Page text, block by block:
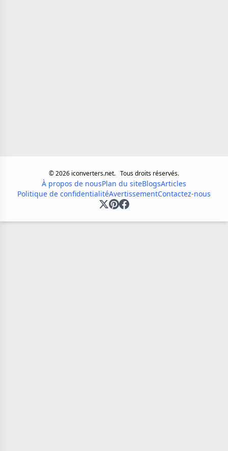
©2026 iconverters.net. Tous droits réservés.
À propos de nousPlan du siteBlogsArticles
Politique de confidentialitéAvertissementContactez-nous